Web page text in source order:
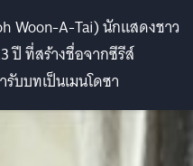
Woon-A-Tai) นักแสดงชาว
ปี ที่สร้างชื่อจากซีรีส์
รับบทเป็นเมนโดซา